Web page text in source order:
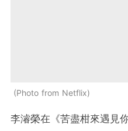
Photo from Netflix
李濬榮在《苦盡柑來遇見